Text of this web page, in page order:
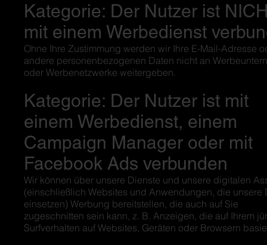
Kategorie: Der Nutzer ist
mit einem Werbedienst
Ohne Ihre Zustimmung werden wir Ihre E-Mail-Adresse
andere personenbezogenen Daten nicht an
oder Werbenetzwerke weitergeben.
Kategorie: Der Nutzer ist mit
einem Werbedienst, einem
Campaign Manager oder mit
Facebook Ads verbunden
Wir können über unsere Dienste und unsere digitalen
(einschließlich Websites und Anwendungen, die unsere
einsetzen) Werbung bereitstellen, die auch auf Sie
zugeschnitten sein kann, z. B. Anzeigen, die auf Ihrem
Surfverhalten auf Websites, Geräten oder Browsern